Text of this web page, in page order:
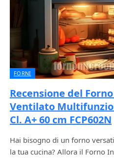
FORNI
Recensione del
Ventilato
Cl. A+ 60 cm FCP602N
Hai bisogno di un forno
la tua cucina? Allora il Forno